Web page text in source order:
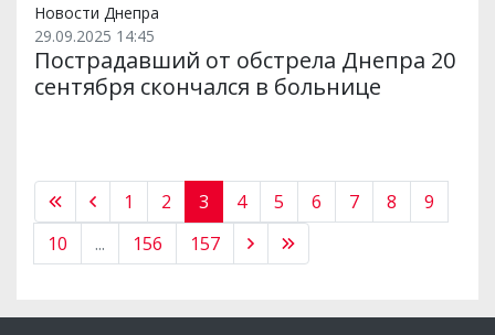
Новости Днепра
29.09.2025 14:45
Пострадавший от обстрела Днепра 20
сентября скончался в больнице
1 2 3 4 5 6 7 8
9
10
... 156 157